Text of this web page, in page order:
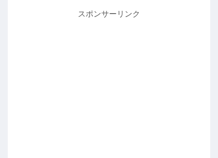
スポンサーリンク